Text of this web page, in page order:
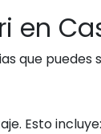
en
que puedes
Esto incluye: